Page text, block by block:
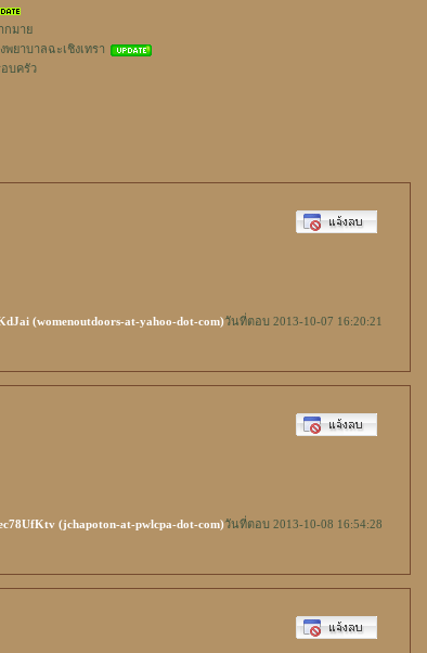
กมาย
ยาบาลฉะเชิงเทรา
บครัว
(womenoutdoors-at-yahoo-dot-com)วันที่ตอบ 2013-10-07 16:20:21
(jchapoton-at-pwlcpa-dot-com)วันที่ตอบ 2013-10-08 16:54:28